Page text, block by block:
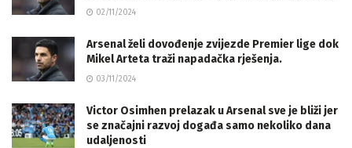
02/11/2024
Arsenal želi dovođenje zvijezde Premier lige dok
Mikel Arteta traži napadačka rješenja.
03/11/2024
Victor Osimhen prelazak u Arsenal sve je bliži jer
se značajni razvoj događa samo nekoliko dana
udaljenosti